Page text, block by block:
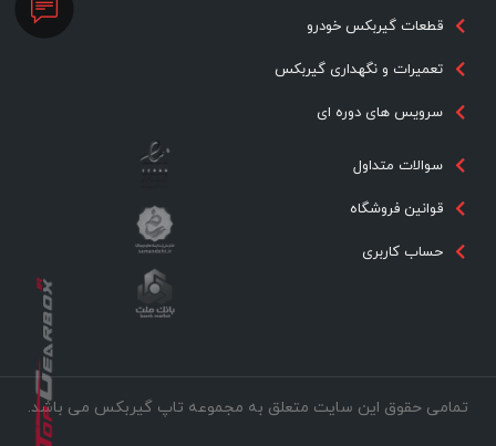
قطعات گیربکس خودرو
تعمیرات و نگهداری گیربکس
سرویس های دوره ای
سوالات متداول
قوانین فروشگاه
حساب کاربری
تمامی حقوق این سایت متعلق به مجموعه تاپ گیربکس می باشد.